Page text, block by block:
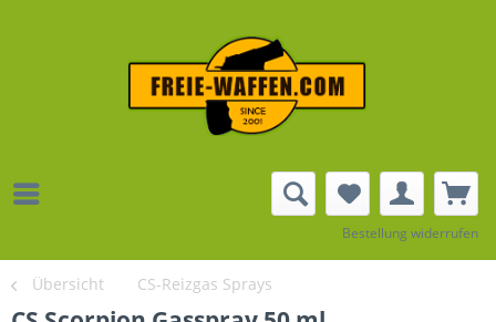
Bestellung widerrufen
Übersicht CS-Reizgas Sprays